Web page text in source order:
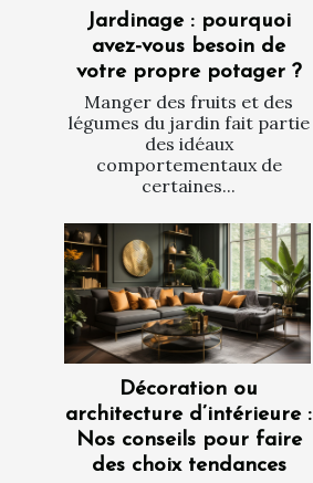
Jardinage : pourquoi
avez-vous besoin de
votre propre potager ?
Manger des fruits et des
légumes du jardin fait partie
des idéaux
comportementaux de
certaines...
Décoration ou
architecture d’intérieure :
Nos conseils pour faire
des choix tendances